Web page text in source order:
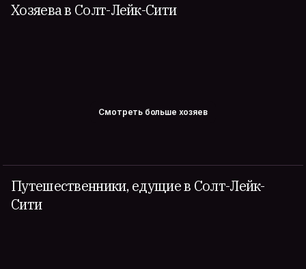
Хозяева в Солт-Лейк-Сити
Смотреть больше хозяев
Путешественники, едущие в Солт-Лейк-
Сити